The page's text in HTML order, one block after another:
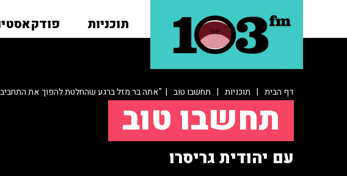
תוכניות
דף הבית | תוכניות | תחשבו טוב | "אתה בר מזל ברגע שהחלטת להפוך את
תחשבו טוב
עם יהודית גריסרו